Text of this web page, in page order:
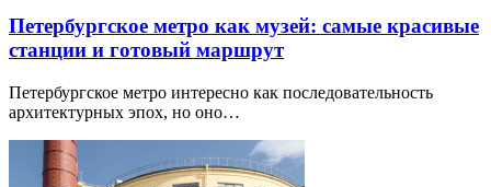
Петербургское метро как музей: самые красивые
станции и готовый маршрут
Петербургское метро интересно как последовательность
архитектурных эпох, но оно…